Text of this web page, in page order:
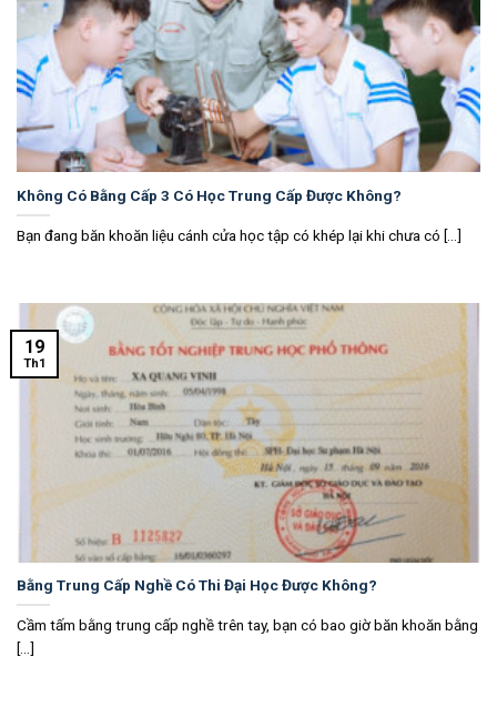
Không Có Bằng Cấp 3 Có Học Trung Cấp Được Không?
Bạn đang băn khoăn liệu cánh cửa học tập có khép lại khi chưa có [...]
Bằng Trung Cấp Nghề Có Thi Đại Học Được Không?
Cầm tấm bằng trung cấp nghề trên tay, bạn có bao giờ băn khoăn bằng
[...]
19
Th1